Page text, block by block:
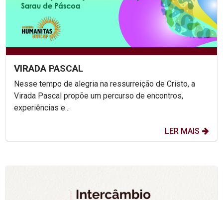
VIRADA PASCAL
Nesse tempo de alegria na ressurreição de Cristo, a
Virada Pascal propõe um percurso de encontros,
experiências e...
LER MAIS